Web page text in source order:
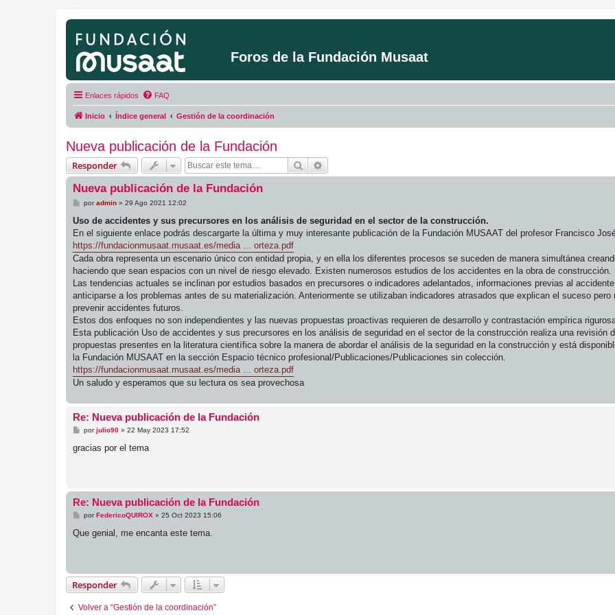
Foros de la Fundación Musaat
Enlaces rápidos FAQ
Inicio Índice general Gestión de la coordinación
Nueva publicación de la Fundación
Responder Buscar
Nueva publicación de la Fundación
M
n
a
j
e
poradmin» 29 Ago 2021 12:02
Uso de accidentes y sus precursores en los análisis de seguridad en el sector de la construcción.
En el siguiente enlace podrás descargarte la última y muy interesante publicación de la Fundación MUSAAT del profesor Francisco
https://fundacionmusaat.musaat.es/media ... orteza.pdf
Cada obra representa un escenario único con entidad propia, y en ella los diferentes procesos se suceden de manera simultánea
haciendo que sean espacios con un nivel de riesgo elevado. Existen numerosos estudios de los accidentes en la obra de construcción.
Las tendencias actuales se inclinan por estudios basados en precursores o indicadores adelantados, informaciones previas al
anticiparse a los problemas antes de su materialización. Anteriormente se utilizaban indicadores atrasados que explican el suceso pero
prevenir accidentes futuros.
Estos dos enfoques no son independientes y las nuevas propuestas proactivas requieren de desarrollo y contrastación empírica
Esta publicación Uso de accidentes y sus precursores en los análisis de seguridad en el sector de la construcción realiza una revisión
propuestas presentes en la literatura científica sobre la manera de abordar el análisis de la seguridad en la construcción y está
la Fundación MUSAAT en la sección Espacio técnico profesional/Publicaciones/Publicaciones sin colección.
https://fundacionmusaat.musaat.es/media ... orteza.pdf
Un saludo y esperamos que su lectura os sea provechosa
Re: Nueva publicación de la Fundación
M
n
porjulio90» 22 May 2023 17:52
gracias por el tema
Re: Nueva publicación de la Fundación
M
n
porFedericoQUIROX » 25 Oct 2023 15:06
Que genial, me encanta este tema.
Responder
Volver a “Gestión de la coordinación”